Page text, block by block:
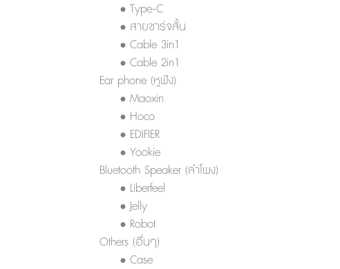
• Type-C
• สายชาร์จสั้น
• Cable 3in1
• Cable 2in1
Ear phone (หูฟัง)
• Maoxin
• Hoco
• EDIFIER
• Yookie
Bluetooth Speaker (ลำโพง)
• Liberfeel
• Jelly
• Robot
Others (อื่นๆ)
• Case